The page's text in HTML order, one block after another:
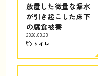
放置した微量な漏水
が引き起こした床下
の腐食被害
2026.03.23
トイレ